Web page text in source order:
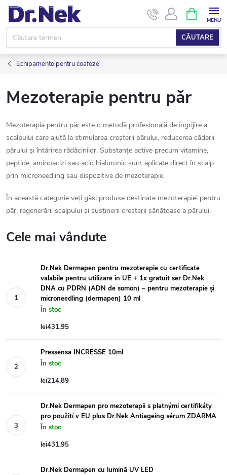
Treci
conținut
CĂUTARE
COŞ
DE
Echipamente pentru coafeze
Mezoterapie pentru păr
Mezoterapia pentru păr este o metodă profesională de îngrijire a
scalpului care ajută la stimularea creșterii părului, reducerea căderii
părului și întărirea rădăcinilor. Substanțe active precum vitamine,
peptide, aminoacizi sau acid hialuronic sunt aplicate direct în scalp
prin microneedling sau dispozitive de mezoterapie.
În această categorie veți găsi produse destinate mezoterapiei pentru
păr, regenerării scalpului și susținerii creșterii sănătoase a părului.
Cele mai vândute
Dr.Nek Dermapen pentru mezoterapie cu certificate
valabile pentru utilizare în UE + 1x gratuit ser Dr.Nek
DNA cu PDRN (ADN de somon) – pentru mezoterapie și
microneedling (dermapen) 10 ml
În stoc
lei431,95
Pressensa INCRESSE 10ml
În stoc
lei214,89
Dr.Nek Dermapen pro mezoterapii s platnými certifikáty
pro použití v EU plus Dr.Nek Antiageing sérum ZDARMA
În stoc
lei431,95
Dr.Nek Dermapen cu lumină UV LED